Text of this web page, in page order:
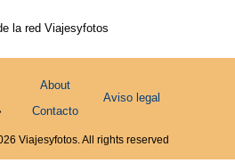
la red Viajesyfotos
About
Contacto
Aviso legal
Viajesyfotos. All rights reserved